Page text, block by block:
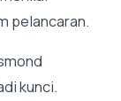
pelancaran.
kunci.